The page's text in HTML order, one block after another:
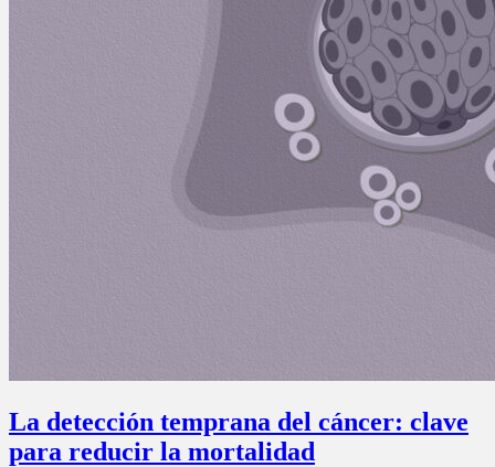
La detección temprana del cáncer: clave
para reducir la mortalidad